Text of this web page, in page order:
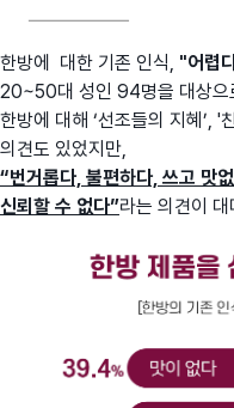
한방에 대한 기존 인식, "어렵
20~50대 성인 94명을 대상으
한방에 대해 ‘선조들의 지혜’, '
의견도 있었지만,
“번거롭다, 불편하다, 쓰고 맛
신뢰할 수 없다”라는 의견이